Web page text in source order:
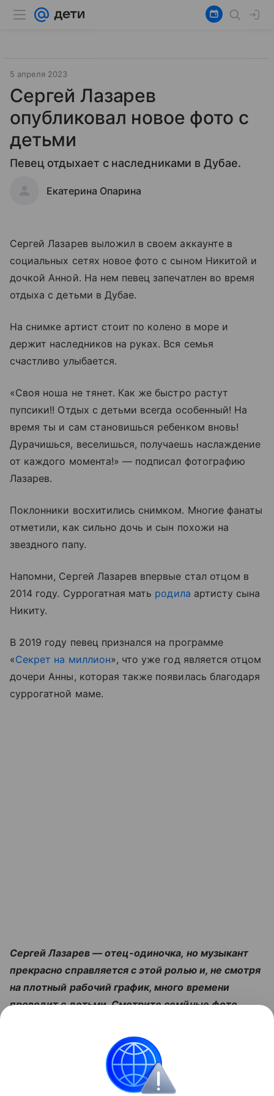
5 апреля 2023
Сергей Лазарев
опубликовал новое фото с
детьми
Певец отдыхает с наследниками в Дубае.
Екатерина Опарина
Сергей Лазарев выложил в своем аккаунте в
социальных сетях новое фото с сыном Никитой и
дочкой Анной. На нем певец запечатлен во время
отдыха с детьми в Дубае.
На снимке артист стоит по колено в море и
держит наследников на руках. Вся семья
счастливо улыбается.
«Своя ноша не тянет. Как же быстро растут
пупсики!! Отдых с детьми всегда особенный! На
время ты и сам становишься ребенком вновь!
Дурачишься, веселишься, получаешь наслаждение
от каждого момента!» — подписал фотографию
Лазарев.
Поклонники восхитились снимком. Многие фанаты
отметили, как сильно дочь и сын похожи на
звездного папу.
Напомни, Сергей Лазарев впервые стал отцом в
2014 году. Суррогатная мать родила артисту сына
Никиту.
В 2019 году певец признался на программе
«Секрет на миллион», что уже год является отцом
дочери Анны, которая также появилась благодаря
суррогатной маме.
Сергей Лазарев — отец-одиночка, но музыкант
прекрасно справляется с этой ролью и, не смотря
на плотный рабочий график, много времени
проводит с детьми. Смотрите семйные фото
Как объяснить ребенку, откуда
берутся дети: руководство для родителей